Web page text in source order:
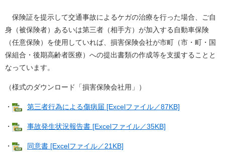
保険証を提示して交通事故によるケガの治療を行った場合、ご自
身（被保険者）あるいは第三者（相手方）が加入する自動車保険
（任意保険）を使用していれば、損害保険会社が市町（市・町・国
保組合・後期高齢者医療）への提出書類の作成等を支援することと
なっています。
（様式のダウンロード「損害保険会社用」）
・ 第三者行為による傷病届 [Excelファイル／87KB]
・ 事故発生状況報告書 [Excelファイル／35KB]
・ 同意書 [Excelファイル／21KB]